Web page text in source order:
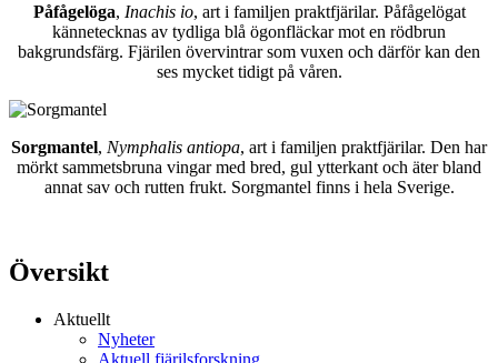
Påfågelöga, Inachis io, art i familjen praktfjärilar. Påfågelögat
kännetecknas av tydliga blå ögonfläckar mot en rödbrun
bakgrundsfärg. Fjärilen övervintrar som vuxen och därför kan den
ses mycket tidigt på våren.
Sorgmantel, Nymphalis antiopa, art i familjen praktfjärilar. Den har
mörkt sammetsbruna vingar med bred, gul ytterkant och äter bland
annat sav och rutten frukt. Sorgmantel finns i hela Sverige.
Översikt
Aktuellt
Nyheter
Aktuell fjärilsforskning